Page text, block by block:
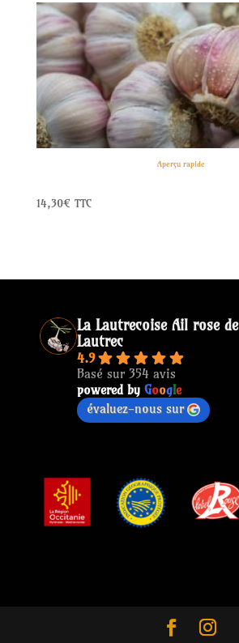
Aperçu rapide
14,30€ TTC
La Lautrecoise Ail rose de
Lautrec
4.9
Basé sur 354 avis
powered by Google
évaluez-nous sur